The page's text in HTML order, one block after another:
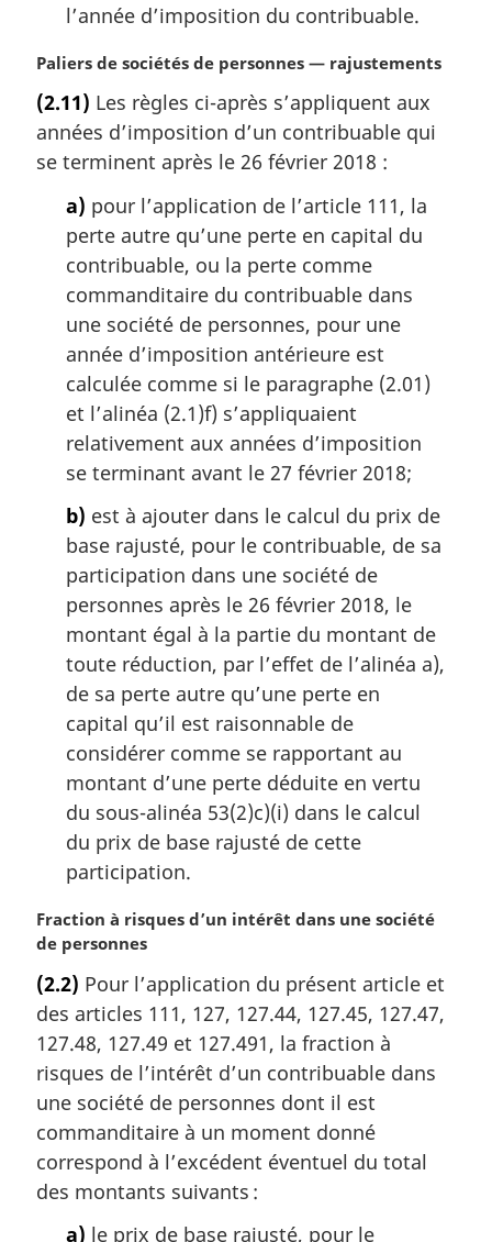
l’année d’imposition du contribuable.
N
t
e
m
Paliers de sociétés de personnes — rajustements
(2.11) Les règles ci-après s’appliquent aux
années d’imposition d’un contribuable qui
se terminent après le 26 février 2018 :
a) pour l’application de l’article 111, la
perte autre qu’une perte en capital du
contribuable, ou la perte comme
commanditaire du contribuable dans
une société de personnes, pour une
année d’imposition antérieure est
calculée comme si le paragraphe (2.01)
et l’alinéa (2.1)f) s’appliquaient
relativement aux années d’imposition
se terminant avant le 27 février 2018;
b) est à ajouter dans le calcul du prix de
base rajusté, pour le contribuable, de sa
participation dans une société de
personnes après le 26 février 2018, le
montant égal à la partie du montant de
toute réduction, par l’effet de l’alinéa a),
de sa perte autre qu’une perte en
capital qu’il est raisonnable de
considérer comme se rapportant au
montant d’une perte déduite en vertu
du sous-alinéa 53(2)c)(i) dans le calcul
du prix de base rajusté de cette
participation.
N
o
e
m
a
g
i
n
a
l
Fraction à risques d’un intérêt dans une société
de personnes
(2.2) Pour l’application du présent article et
des articles 111, 127, 127.44, 127.45, 127.47,
127.48, 127.49 et 127.491, la fraction à
risques de l’intérêt d’un contribuable dans
une société de personnes dont il est
commanditaire à un moment donné
correspond à l’excédent éventuel du total
des montants suivants :
a) le prix de base rajusté, pour le